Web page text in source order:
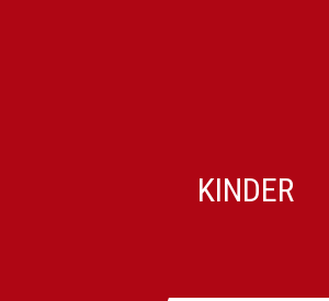
KINDER